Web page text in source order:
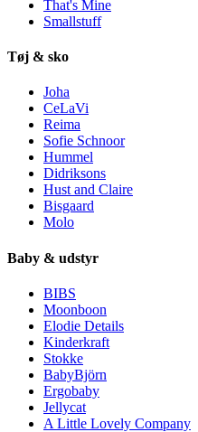
That's Mine
Smallstuff
Tøj & sko
Joha
CeLaVi
Reima
Sofie Schnoor
Hummel
Didriksons
Hust and Claire
Bisgaard
Molo
Baby & udstyr
BIBS
Moonboon
Elodie Details
Kinderkraft
Stokke
BabyBjörn
Ergobaby
Jellycat
A Little Lovely Company